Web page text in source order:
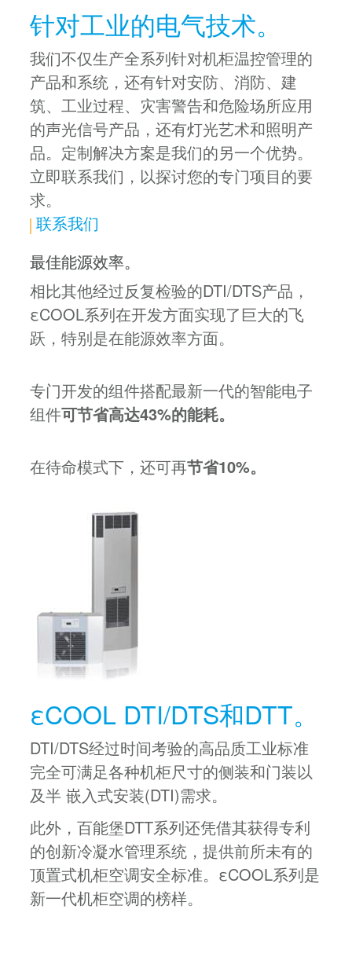
针对工业的电气技术。
我们不仅生产全系列针对机柜温控管理的
产品和系统，还有针对安防、消防、建
筑、工业过程、灾害警告和危险场所应用
的声光信号产品，还有灯光艺术和照明产
品。定制解决方案是我们的另一个优势。
立即联系我们，以探讨您的专门项目的要
求。
联系我们
最佳能源效率。
相比其他经过反复检验的DTI/DTS产品，
εCOOL系列在开发方面实现了巨大的飞
跃，特别是在能源效率方面。
专门开发的组件搭配最新一代的智能电子
组件可节省高达43%的能耗。
在待命模式下，还可再节省10%。
εCOOL DTI/DTS和DTT。
DTI/DTS经过时间考验的高品质工业标准
完全可满足各种机柜尺寸的侧装和门装以
及半 嵌入式安装(DTI)需求。
此外，百能堡DTT系列还凭借其获得专利
的创新冷凝水管理系统，提供前所未有的
顶置式机柜空调安全标准。εCOOL系列是
新一代机柜空调的榜样。